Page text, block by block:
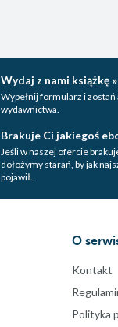
Wydaj z nami książkę »
Wypełnij formularz i
wydawnictwa.
Brakuje Ci jakiegoś
Jeśli w naszej ofercie
dołożymy starań, by jak
pojawił.
O
Kontakt
Polityka